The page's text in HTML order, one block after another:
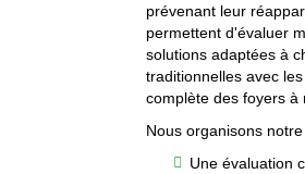
prévenant leur
permettent d'évaluer
solutions adaptées à
traditionnelles avec
complète des foyers à
Nous organisons
Une évaluation